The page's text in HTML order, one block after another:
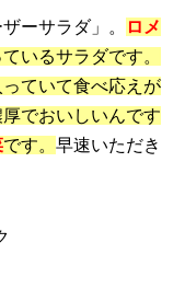
ーサラダ」。
ロメ
いるサラダです。
ていて食べ応えが
でおいしいんです
です。 早速いただき